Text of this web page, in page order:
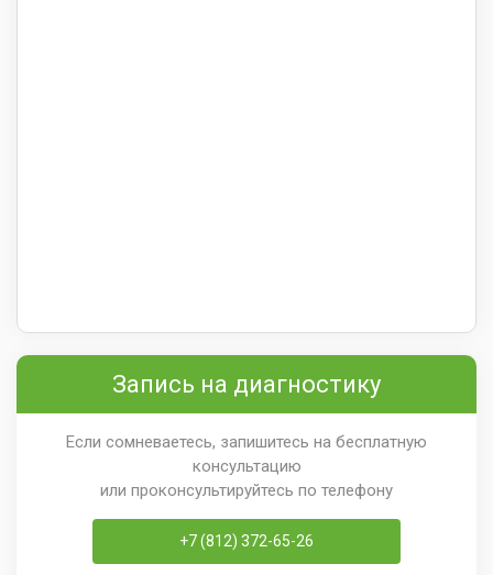
Запись на диагностику
Если сомневаетесь, запишитесь на бесплатную
консультацию
или проконсультируйтесь по телефону
+7 (812) 372-65-26